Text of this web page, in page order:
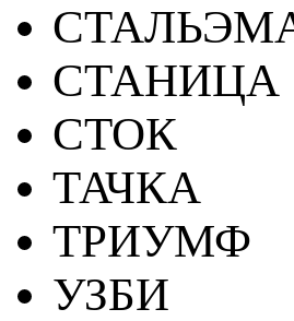
СТАНИЦА
СТОК
ТАЧКА
ТРИУМФ
УЗБИ